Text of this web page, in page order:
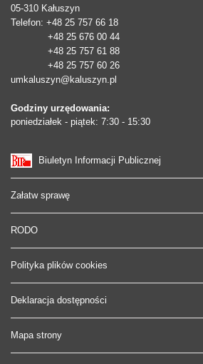
05-310 Kałuszyn
Telefon: +48 25 757 66 18
+48 25 676 00 44
+48 25 757 61 88
+48 25 757 60 26
umkaluszyn@kaluszyn.pl
Godziny urzędowania:
poniedziałek - piątek: 7:30 - 15:30
Biuletyn Informacji Publicznej
Załatw sprawę
RODO
Polityka plików cookies
Deklaracja dostępności
Mapa strony